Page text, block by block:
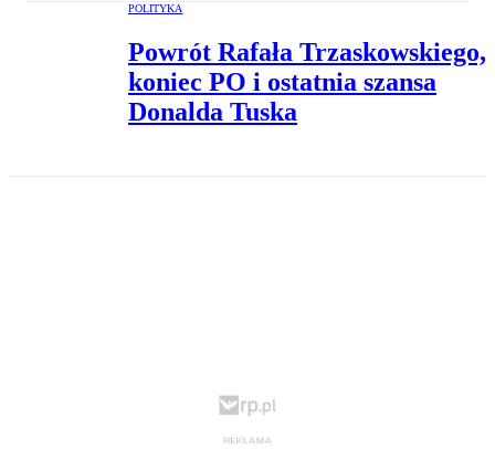
POLITYKA
Powrót Rafała Trzaskowskiego,
koniec PO i ostatnia szansa
Donalda Tuska